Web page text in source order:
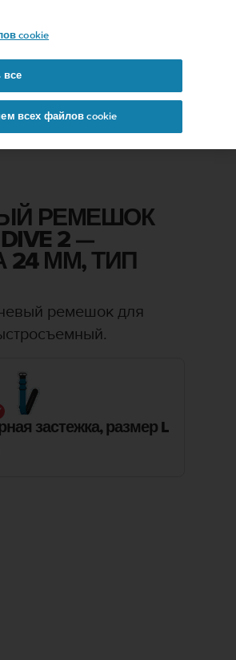
РЕМЕШОК
2 —
ММ, ТИП
ремешок для
застежка, размер L
cookie
все
всех файлов cookie